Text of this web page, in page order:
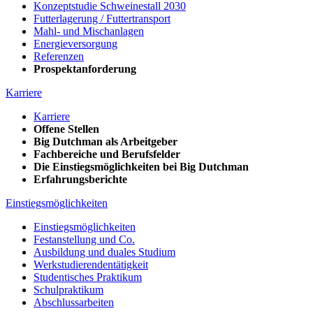
Konzeptstudie Schweinestall 2030
Futterlagerung / Futtertransport
Mahl- und Mischanlagen
Energieversorgung
Referenzen
Prospektanforderung
Karriere
Karriere
Offene Stellen
Big Dutchman als Arbeitgeber
Fachbereiche und Berufsfelder
Die Einstiegsmöglichkeiten bei Big Dutchman
Erfahrungsberichte
Einstiegsmöglichkeiten
Einstiegsmöglichkeiten
Festanstellung und Co.
Ausbildung und duales Studium
Werkstudierendentätigkeit
Studentisches Praktikum
Schulpraktikum
Abschlussarbeiten